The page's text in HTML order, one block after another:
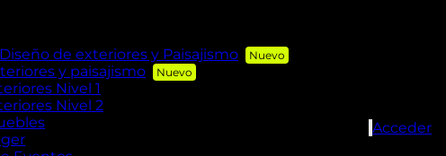
de exteriores y Paisajismo
y paisajismo
Nivel 1
Nivel 2
Acceder